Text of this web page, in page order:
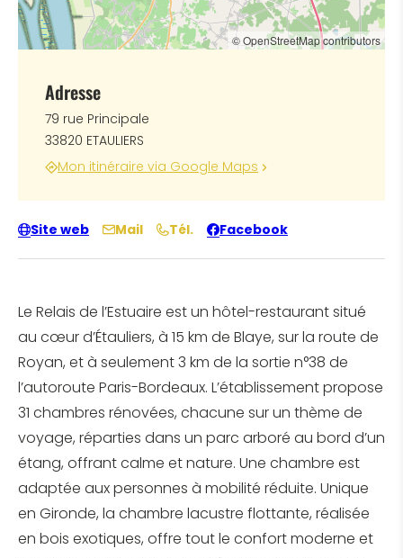
Le Relais de l’Estuaire est un hôtel-restaurant situé
au cœur d’Étauliers, à 15 km de Blaye, sur la route de
Royan, et à seulement 3 km de la sortie n°38 de
l’autoroute Paris-Bordeaux. L’établissement propose
31 chambres rénovées, chacune sur un thème de
voyage, réparties dans un parc arboré au bord d’un
étang, offrant calme et nature. Une chambre est
adaptée aux personnes à mobilité réduite. Unique
en Gironde, la chambre lacustre flottante, réalisée
en bois exotiques, offre tout le confort moderne et
© OpenStreetMap contributors
Adresse
79 rue Principale
33820 ETAULIERS
Mon itinéraire via Google Maps
Site web Mail Tél. Facebook